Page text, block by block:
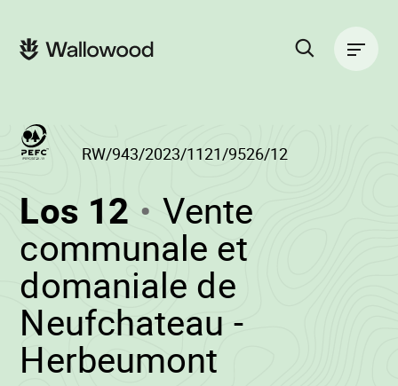
springen
springen
Los 12 (RW/943/
-
Vente
communale et
domaniale de
Neufchateau -
Herbeumont
RW/943/2023/1121/9526/12